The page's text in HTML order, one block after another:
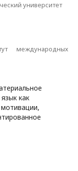
университет
международных
как